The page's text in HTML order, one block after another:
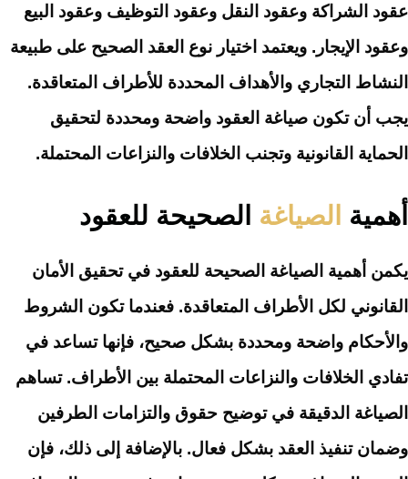
عقود الشراكة وعقود النقل وعقود التوظيف وعقود البيع
وعقود الإيجار. ويعتمد اختيار نوع العقد الصحيح على طبيعة
النشاط التجاري والأهداف المحددة للأطراف المتعاقدة.
يجب أن تكون صياغة العقود واضحة ومحددة لتحقيق
الحماية القانونية وتجنب الخلافات والنزاعات المحتملة.
أهمية الصياغة الصحيحة للعقود
يكمن أهمية الصياغة الصحيحة للعقود في تحقيق الأمان
القانوني لكل الأطراف المتعاقدة. فعندما تكون الشروط
والأحكام واضحة ومحددة بشكل صحيح، فإنها تساعد في
تفادي الخلافات والنزاعات المحتملة بين الأطراف. تساهم
الصياغة الدقيقة في توضيح حقوق والتزامات الطرفين
وضمان تنفيذ العقد بشكل فعال. بالإضافة إلى ذلك، فإن